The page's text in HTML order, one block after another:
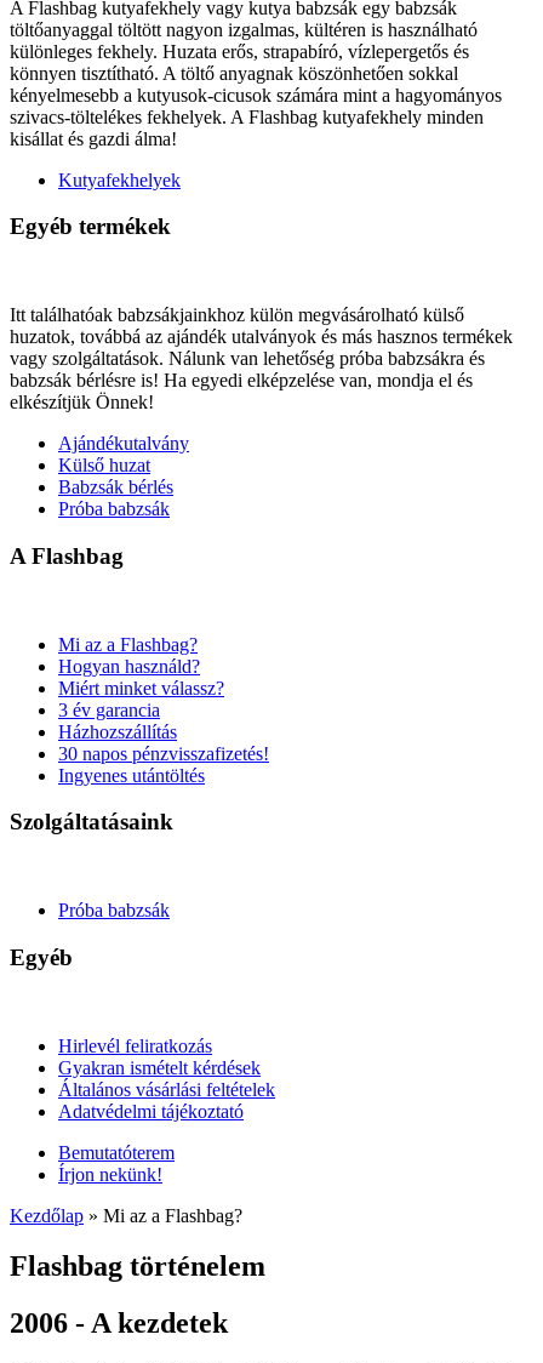
A Flashbag kutyafekhely vagy kutya babzsák egy babzsák
töltőanyaggal töltött nagyon izgalmas, kültéren is használható
különleges fekhely. Huzata erős, strapabíró, vízlepergetős és
könnyen tisztítható. A töltő anyagnak köszönhetően sokkal
kényelmesebb a kutyusok-cicusok számára mint a hagyományos
szivacs-töltelékes fekhelyek. A Flashbag kutyafekhely minden
kisállat és gazdi álma!
Kutyafekhelyek
Egyéb termékek
Itt találhatóak babzsákjainkhoz külön megvásárolható külső
huzatok, továbbá az ajándék utalványok és más hasznos termékek
vagy szolgáltatások. Nálunk van lehetőség próba babzsákra és
babzsák bérlésre is! Ha egyedi elképzelése van, mondja el és
elkészítjük Önnek!
Ajándékutalvány
Külső huzat
Babzsák bérlés
Próba babzsák
A Flashbag
Mi az a Flashbag?
Hogyan használd?
Miért minket válassz?
3 év garancia
Házhozszállítás
30 napos pénzvisszafizetés!
Ingyenes utántöltés
Szolgáltatásaink
Próba babzsák
Egyéb
Hirlevél feliratkozás
Gyakran ismételt kérdések
Általános vásárlási feltételek
Adatvédelmi tájékoztató
Bemutatóterem
Írjon nekünk!
Kezdőlap » Mi az a Flashbag?
Flashbag történelem
2006 - A kezdetek